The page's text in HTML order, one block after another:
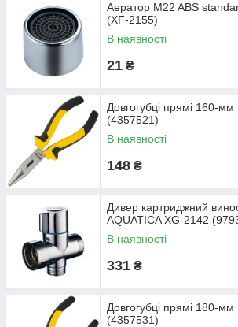
Аератор M22 ABS
(XF-2155)
В наявності
21 ₴
Довгогубці прямі 160-
(4357521)
В наявності
148 ₴
Дивер картриджний
AQUATICA XG-2142
В наявності
331 ₴
Довгогубці прямі 180-
(4357531)